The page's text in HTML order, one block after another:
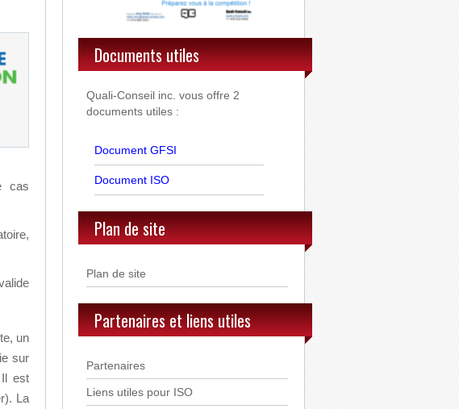
cas
un
sur
est
La
Documents utiles
Quali-Conseil inc. vous offre 2
documents utiles :
Document GFSI
Document ISO
Plan de site
Plan de site
Partenaires et liens utiles
Partenaires
Liens utiles pour ISO